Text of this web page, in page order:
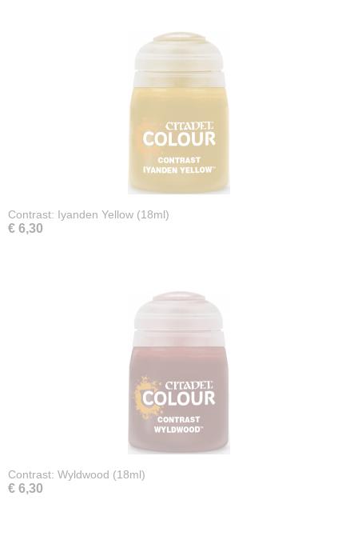
Contrast: Iyanden Yellow (18ml)
€ 6,30
Contrast: Wyldwood (18ml)
€ 6,30